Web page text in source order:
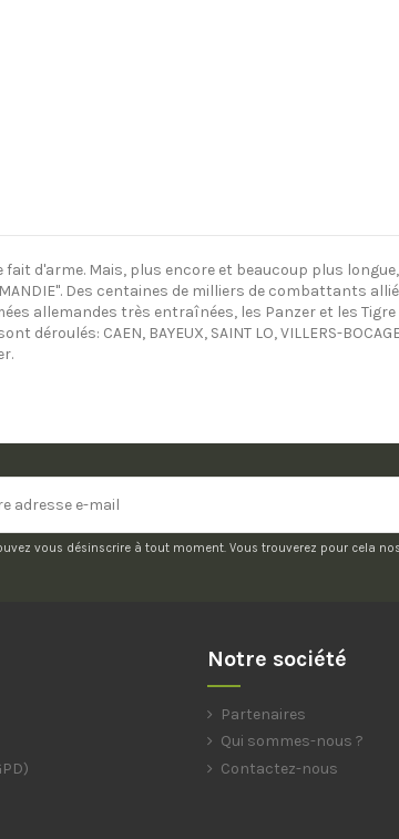
d'arme. Mais, plus encore et beaucoup plus
Des centaines de milliers de combattants
allemandes très entraînées, les Panzer et les Tigre
CAEN, BAYEUX, SAINT LO, VILLERS-
vous désinscrire à tout moment. Vous trouverez pour cela
Notre société
Partenaires
Qui sommes-nous ?
Contactez-nous